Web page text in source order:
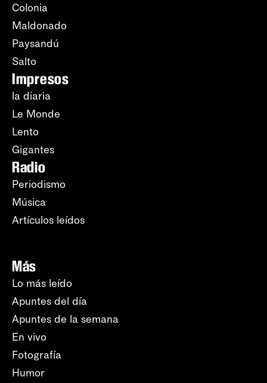
Colonia
Maldonado
Paysandú
Salto
Impresos
la diaria
Le Monde
Lento
Gigantes
Radio
Periodismo
Música
Artículos leídos
Más
Lo más leído
Apuntes del día
Apuntes de la semana
En vivo
Fotografía
Humor